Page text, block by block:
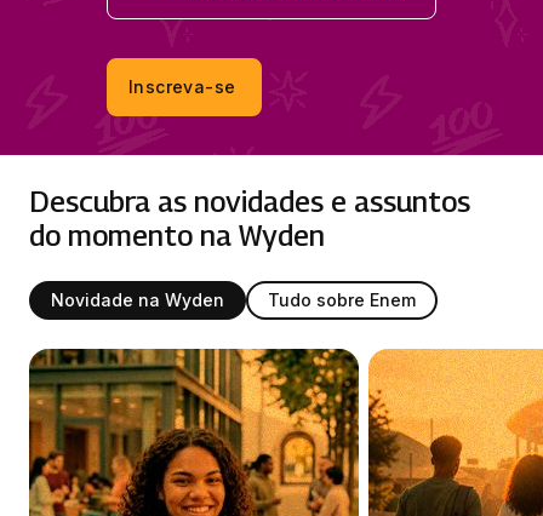
Inscreva-se
Descubra as novidades e assuntos
do momento na Wyden
Novidade na Wyden Tudo sobre Enem